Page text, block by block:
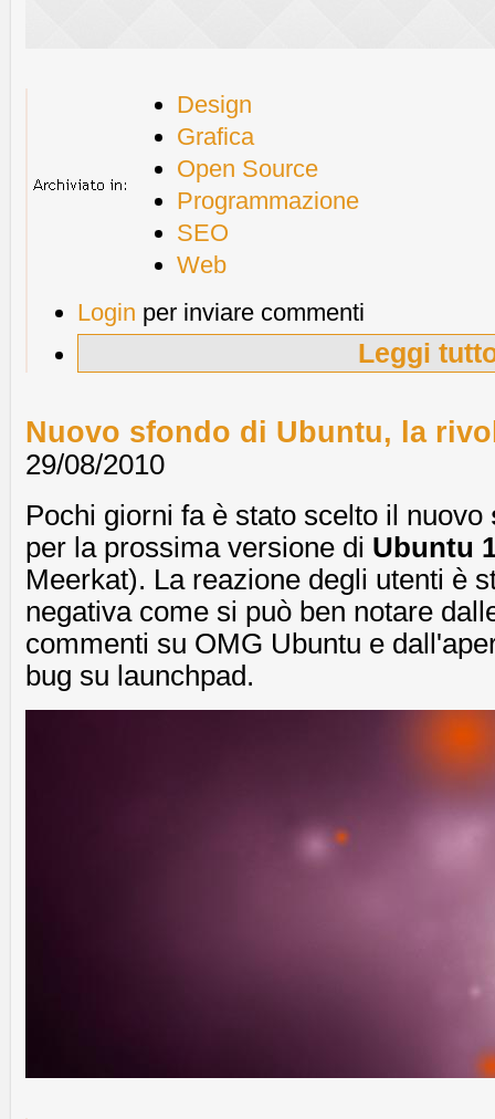
Design
Grafica
Open Source
Programmazione
SEO
Web
Login per inviare commenti
Leggi
Nuovo sfondo di Ubuntu, la
29/08/2010
Pochi giorni fa è stato scelto il nuovo
per la prossima versione di Ubuntu
Meerkat). La reazione degli utenti è
negativa come si può ben notare
commenti su OMG Ubuntu e
bug su launchpad.